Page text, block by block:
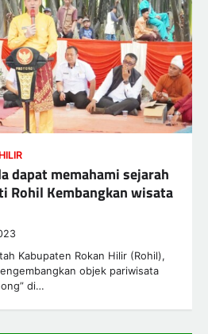
dapat memahami sejarah
Rohil Kembangkan wisata
Kabupaten Rokan Hilir (Rohil),
objek pariwisata
di…